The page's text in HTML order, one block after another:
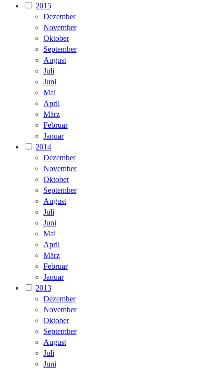
2015
Dezember
November
Oktober
September
August
Juli
Juni
Mai
April
März
Februar
Januar
2014
Dezember
November
Oktober
September
August
Juli
Juni
Mai
April
März
Februar
Januar
2013
Dezember
November
Oktober
September
August
Juli
Juni